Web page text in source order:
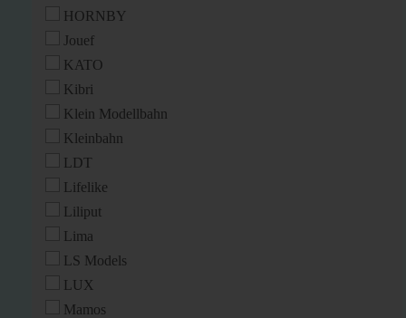
HORNBY
Jouef
KATO
Kibri
Klein Modellbahn
Kleinbahn
LDT
Lifelike
Liliput
Lima
LS Models
LUX
Mamos